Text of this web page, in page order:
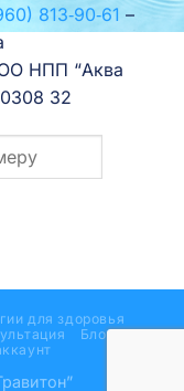
813‑90‑61 –
НПП “Аква
32
для здоровья
Блог